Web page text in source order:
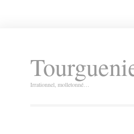
Irrationnel, molletonné…